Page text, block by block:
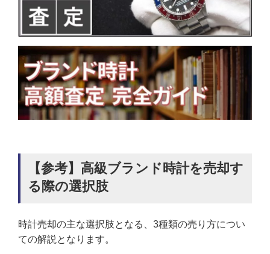
【参考】高級ブランド時計を売却す
る際の選択肢
時計売却の主な選択肢となる、3種類の売り方につい
ての解説となります。